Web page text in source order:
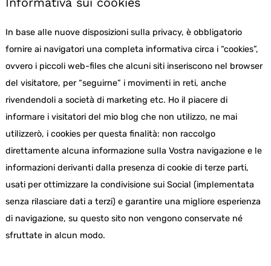
Informativa sui cookies
In base alle nuove disposizioni sulla privacy, è obbligatorio
fornire ai navigatori una completa informativa circa i “cookies”,
ovvero i piccoli web-files che alcuni siti inseriscono nel browser
del visitatore, per “seguirne” i movimenti in reti, anche
rivendendoli a società di marketing etc. Ho il piacere di
informare i visitatori del mio blog che non utilizzo, ne mai
utilizzerò, i cookies per questa finalità: non raccolgo
direttamente alcuna informazione sulla Vostra navigazione e le
informazioni derivanti dalla presenza di cookie di terze parti,
usati per ottimizzare la condivisione sui Social (implementata
senza rilasciare dati a terzi) e garantire una migliore esperienza
di navigazione, su questo sito non vengono conservate né
sfruttate in alcun modo.